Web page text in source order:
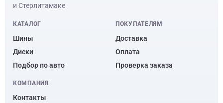
и Стерлитамаке
КАТАЛОГ
Шины
Диски
Подбор по авто
ПОКУПАТЕЛЯМ
Доставка
Оплата
Проверка заказа
КОМПАНИЯ
Контакты